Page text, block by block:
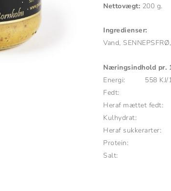
Nettovægt: 200 g.
Ingredienser:
Vand,
Næringsindhold pr.
Energi: 558 KJ/
Fedt:
Heraf mættet
Kulhydrat:
Heraf
Protein:
Salt: